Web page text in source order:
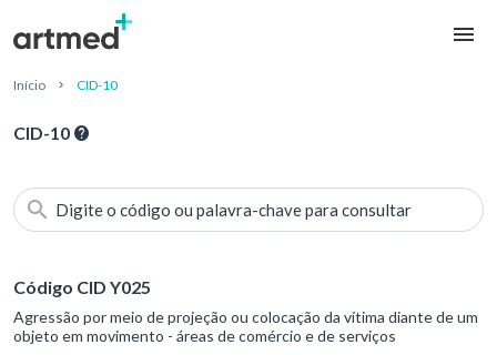
Início CID-10
CID-10
Digite o código ou palavra-chave para consultar
Código CID Y025
Agressão por meio de projeção ou colocação da vítima diante de um
objeto em movimento - áreas de comércio e de serviços